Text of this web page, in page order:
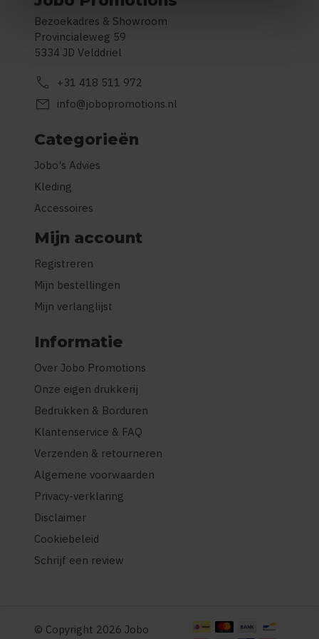
Bezoekadres & Showroom
Provincialeweg 59
5334 JD Velddriel
call +31 418 511 972
mail info@jobopromotions.nl
Categorieën
Jobo's Advies
Kleding
Accessoires
Mijn account
Registreren
Mijn bestellingen
Mijn verlanglijst
Informatie
Over Jobo Promotions
Onze eigen drukkerij
Bedrukken & Borduren
Klantenservice & FAQ
Verzenden & retourneren
Algemene voorwaarden
Privacy-verklaring
Disclaimer
Cookiebeleid
Schrijf een review
© Copyright 2026 Jobo